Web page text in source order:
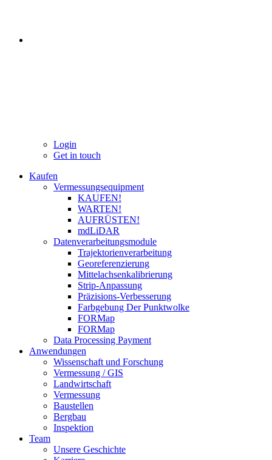
Login
Get in touch
Kaufen
Vermessungsequipment
KAUFEN!
WARTEN!
AUFRÜSTEN!
mdLiDAR
Datenverarbeitungsmodule
Trajektorienverarbeitung
Georeferenzierung
Mittelachsenkalibrierung
Strip-Anpassung
Präzisions-Verbesserung
Farbgebung Der Punktwolke
FORMap
FORMap
Data Processing Payment
Anwendungen
Wissenschaft und Forschung
Vermessung / GIS
Landwirtschaft
Vermessung
Baustellen
Bergbau
Inspektion
Team
Unsere Geschichte